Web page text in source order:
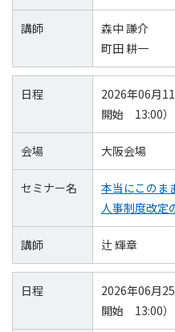
講師
森中 謙介
町田 耕一
日程
2026年06月
開始 13:00）
会場 大阪会場
セミナー名
本当にこのま
人事制度改
講師 辻 輝章
日程
2026年06月
開始 13:00）